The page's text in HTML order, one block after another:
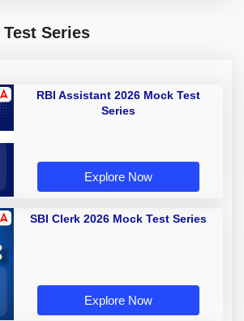
Series
RBI Assistant 2026 Mock Test
Series
Explore Now
SBI Clerk 2026 Mock Test Series
Explore Now